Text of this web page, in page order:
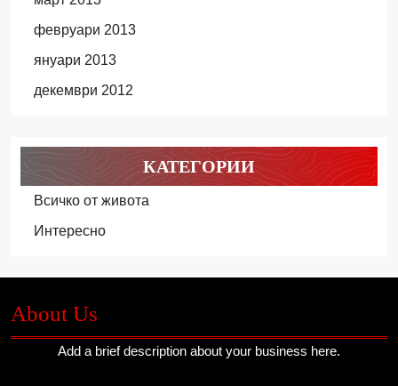
февруари 2013
януари 2013
декември 2012
КАТЕГОРИИ
Всичко от живота
Интересно
About Us
Add a brief description about your business here.